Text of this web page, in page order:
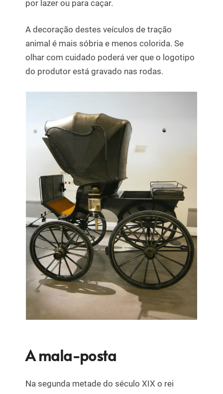
por lazer ou para caçar.
A decoração destes veículos de tração
animal é mais sóbria e menos colorida. Se
olhar com cuidado poderá ver que o logotipo
do produtor está gravado nas rodas.
A mala-posta
Na segunda metade do século XIX o rei